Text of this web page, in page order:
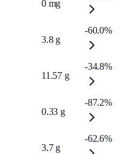
0 mg
3.8 g
-60.0%
11.57 g
-34.8%
0.33 g
-87.2%
3.7 g
-62.6%